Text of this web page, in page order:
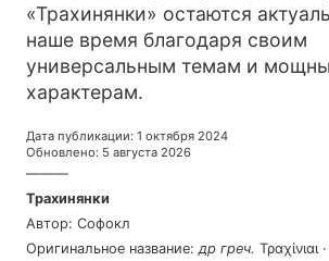
«Трахинянки» остаются
наше время благодаря своим
универсальным темам и
характерам.
Дата публикации: 1 октября 2024
Обновлено: 5 августа 2026
———
Трахинянки
Автор: Софокл
Оригинальное название:др греч. Τραχίνιαι·